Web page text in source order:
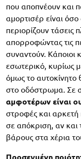
που αποπνέουν και
αμορτισέρ είναι όσο
περιορίζουν τάσεις
απορροφώντας τις
συναντούν.
εσωτερικό, κυρίως
όμως το αυτοκίνητο
στο οδόστρωμα. Σε
αμφοτέρων είναι
στροφές και αρκετή
σε απόκριση, αν και
βάρους στα χέρια
Προσεγμένη